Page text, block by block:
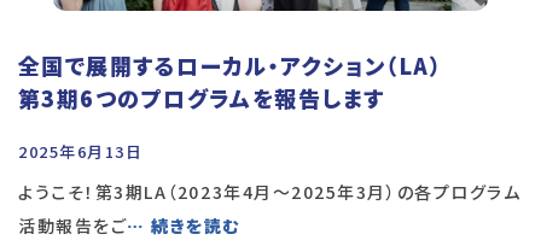
全国で展開するローカル・アクション（LA）
第3期6つのプログラムを報告します
2025年6月13日
ようこそ！第3期LA（2023年4月～2025年3月）の各プログラム
活動報告をご… 続きを読む